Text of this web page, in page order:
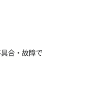
合・故障で